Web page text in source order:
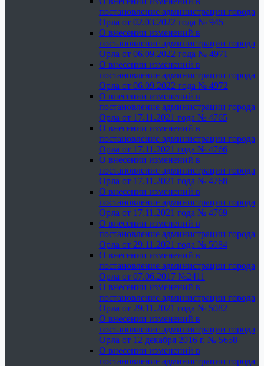
постановление администрации города
Орла от 02.03.2022 года № 945
О внесении изменений в
постановление администрации города
Орла от 06.09.2022 года № 4971
О внесении изменений в
постановление администрации города
Орла от 06.09.2022 года № 4972
О внесении изменений в
постановление администрации города
Орла от 17.11.2021 года № 4765
О внесении изменений в
постановление администрации города
Орла от 17.11.2021 года № 4766
О внесении изменений в
постановление администрации города
Орла от 17.11.2021 года № 4768
О внесении изменений в
постановление администрации города
Орла от 17.11.2021 года № 4769
О внесении изменений в
постановление администрации города
Орла от 29.11.2021 года № 5084
О внесении изменений в
постановление администрации города
Орла от 07.06.2017 №2411
О внесении изменений в
постановление администрации города
Орла от 29.11.2021 года № 5082
О внесении изменений в
постановление администрации города
Орла от 12 декабря 2016 г. № 5658
О внесении изменений в
постановление администрации города